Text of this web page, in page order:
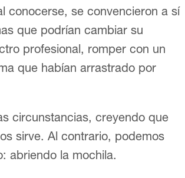
conocerse, se convencieron a sí
que podrían cambiar su
profesional, romper con un
que habían arrastrado por
circunstancias, creyendo que
sirve. Al contrario, podemos
abriendo la mochila.